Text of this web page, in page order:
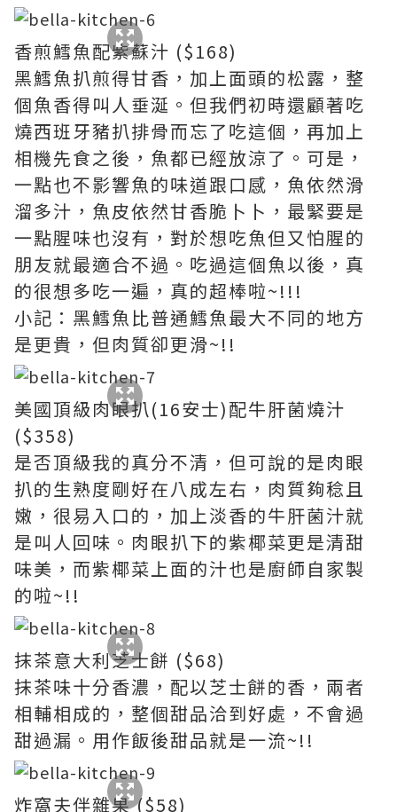
香煎鱈魚配紫蘇汁 ($168)
黑鱈魚扒煎得甘香，加上面頭的松露，整
個魚香得叫人垂涎。但我們初時還顧著吃
燒西班牙豬扒排骨而忘了吃這個，再加上
相機先食之後，魚都已經放涼了。可是，
一點也不影響魚的味道跟口感，魚依然滑
溜多汁，魚皮依然甘香脆卜卜，最緊要是
一點腥味也沒有，對於想吃魚但又怕腥的
朋友就最適合不過。吃過這個魚以後，真
的很想多吃一遍，真的超棒啦~!!!
小記：黑鱈魚比普通鱈魚最大不同的地方
是更貴，但肉質卻更滑~!!
美國頂級肉眼扒(16安士)配牛肝菌燒汁
($358)
是否頂級我的真分不清，但可說的是肉眼
扒的生熟度剛好在八成左右，肉質夠稔且
嫩，很易入口的，加上淡香的牛肝菌汁就
是叫人回味。肉眼扒下的紫椰菜更是清甜
味美，而紫椰菜上面的汁也是廚師自家製
的啦~!!
抹茶意大利芝士餅 ($68)
抹茶味十分香濃，配以芝士餅的香，兩者
相輔相成的，整個甜品洽到好處，不會過
甜過漏。用作飯後甜品就是一流~!!
炸窩夫伴雜果 ($58)